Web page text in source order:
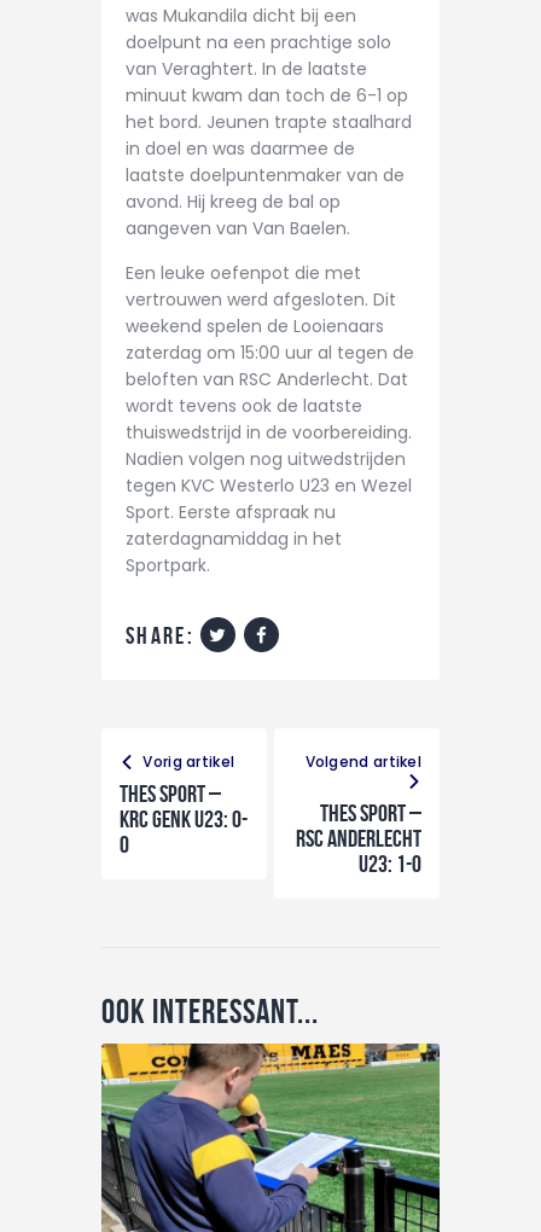
was Mukandila dicht bij een
doelpunt na een prachtige solo
van Veraghtert. In de laatste
minuut kwam dan toch de 6-1 op
het bord. Jeunen trapte staalhard
in doel en was daarmee de
laatste doelpuntenmaker van de
avond. Hij kreeg de bal op
aangeven van Van Baelen.
Een leuke oefenpot die met
vertrouwen werd afgesloten. Dit
weekend spelen de Looienaars
zaterdag om 15:00 uur al tegen de
beloften van RSC Anderlecht. Dat
wordt tevens ook de laatste
thuiswedstrijd in de voorbereiding.
Nadien volgen nog uitwedstrijden
tegen KVC Westerlo U23 en Wezel
Sport. Eerste afspraak nu
zaterdagnamiddag in het
Sportpark.
share:
Vorig artikel
THES Sport –
KRC Genk U23: 0-
0
Volgend artikel
THES Sport –
RSC Anderlecht
U23: 1-0
Ook interessant...